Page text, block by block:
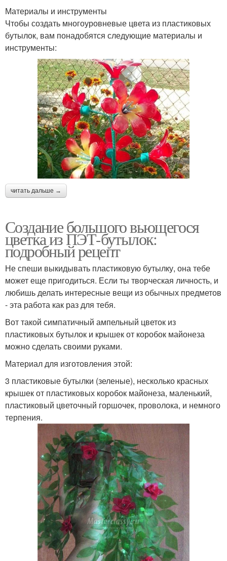
Материалы и инструменты
Чтобы создать многоуровневые цвета из пластиковых
бутылок, вам понадобятся следующие материалы и
инструменты:
читать дальше →
Создание большого вьющегося
цветка из ПЭТ-бутылок:
подробный рецепт
Не спеши выкидывать пластиковую бутылку, она тебе
может еще пригодиться. Если ты творческая личность, и
любишь делать интересные вещи из обычных предметов
- эта работа как раз для тебя.
Вот такой симпатичный ампельный цветок из
пластиковых бутылок и крышек от коробок майонеза
можно сделать своими руками.
Материал для изготовления этой:
3 пластиковые бутылки (зеленые), несколько красных
крышек от пластиковых коробок майонеза, маленький,
пластиковый цветочный горшочек, проволока, и немного
терпения.